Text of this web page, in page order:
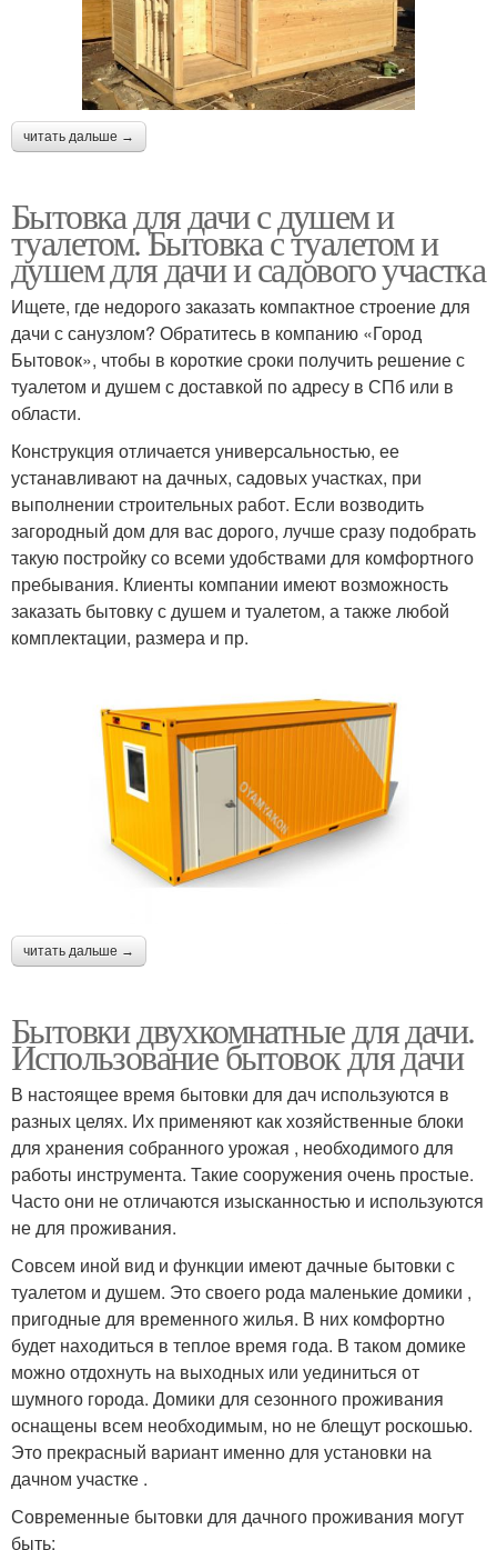
читать дальше →
Бытовка для дачи с душем и
туалетом. Бытовка с туалетом и
душем для дачи и садового участка
Ищете, где недорого заказать компактное строение для
дачи с санузлом? Обратитесь в компанию «Город
Бытовок», чтобы в короткие сроки получить решение с
туалетом и душем с доставкой по адресу в СПб или в
области.
Конструкция отличается универсальностью, ее
устанавливают на дачных, садовых участках, при
выполнении строительных работ. Если возводить
загородный дом для вас дорого, лучше сразу подобрать
такую постройку со всеми удобствами для комфортного
пребывания. Клиенты компании имеют возможность
заказать бытовку с душем и туалетом, а также любой
комплектации, размера и пр.
читать дальше →
Бытовки двухкомнатные для дачи.
Использование бытовок для дачи
В настоящее время бытовки для дач используются в
разных целях. Их применяют как хозяйственные блоки
для хранения собранного урожая , необходимого для
работы инструмента. Такие сооружения очень простые.
Часто они не отличаются изысканностью и используются
не для проживания.
Совсем иной вид и функции имеют дачные бытовки с
туалетом и душем. Это своего рода маленькие домики ,
пригодные для временного жилья. В них комфортно
будет находиться в теплое время года. В таком домике
можно отдохнуть на выходных или уединиться от
шумного города. Домики для сезонного проживания
оснащены всем необходимым, но не блещут роскошью.
Это прекрасный вариант именно для установки на
дачном участке .
Современные бытовки для дачного проживания могут
быть: